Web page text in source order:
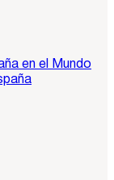
en el Mundo